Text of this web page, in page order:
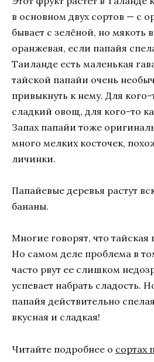
в основном двух сортов — с
бывает с зелёной, но мякоть
оранжевая, если папайя
Таиланде есть маленькая
тайской папайи очень
привыкнуть к нему. Для кого-
сладкий овощ, для кого-то
Запах папайи тоже
много мелких косточек,
личинки.
Папайевые деревья растут
бананы.
Многие говорят, что тайская
Но самом деле проблема в
часто рвут ее слишком
успевает набрать сладость.
папайя действительно
вкусная и сладкая!
Читайте подробнее о сортах